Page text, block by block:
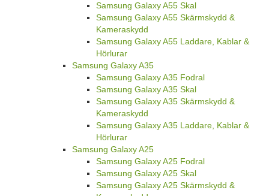
Samsung Galaxy A55 Skal
Samsung Galaxy A55 Skärmskydd &
Kameraskydd
Samsung Galaxy A55 Laddare, Kablar &
Hörlurar
Samsung Galaxy A35
Samsung Galaxy A35 Fodral
Samsung Galaxy A35 Skal
Samsung Galaxy A35 Skärmskydd &
Kameraskydd
Samsung Galaxy A35 Laddare, Kablar &
Hörlurar
Samsung Galaxy A25
Samsung Galaxy A25 Fodral
Samsung Galaxy A25 Skal
Samsung Galaxy A25 Skärmskydd &